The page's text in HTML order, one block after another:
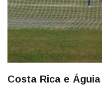
Costa Rica e